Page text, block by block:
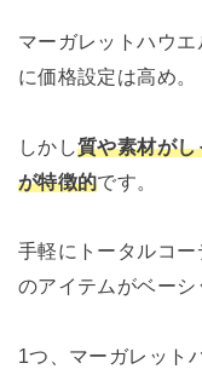
マーガレットハウ
に価格設定は高め。
しかし質や素材が
が特徴的です。
手軽にトータルコ
のアイテムがベーシ
1つ、マーガレット